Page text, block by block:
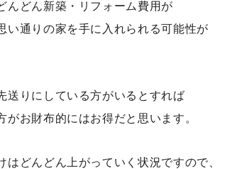
んどん新築・リフォーム費用が
い通りの家を手に入れられる可能性が
送りにしている方がいるとすれば
お財布的にはお得だと思います。
どんどん上がっていく状況ですので、